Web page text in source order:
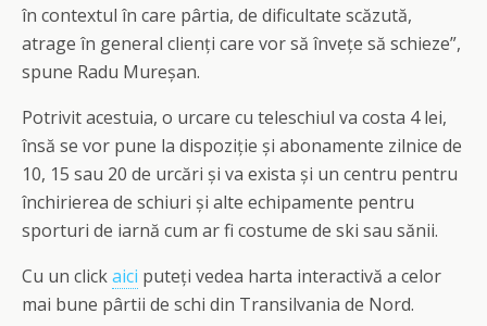
în contextul în care pârtia, de dificultate scăzută,
atrage în general clienți care vor să învețe să schieze”,
spune Radu Mureșan.
Potrivit acestuia, o urcare cu teleschiul va costa 4 lei,
însă se vor pune la dispoziție și abonamente zilnice de
10, 15 sau 20 de urcări și va exista și un centru pentru
închirierea de schiuri și alte echipamente pentru
sporturi de iarnă cum ar fi costume de ski sau sănii.
Cu un clickaici puteți vedea harta interactivă a celor
mai bune pârtii de schi din Transilvania de Nord.